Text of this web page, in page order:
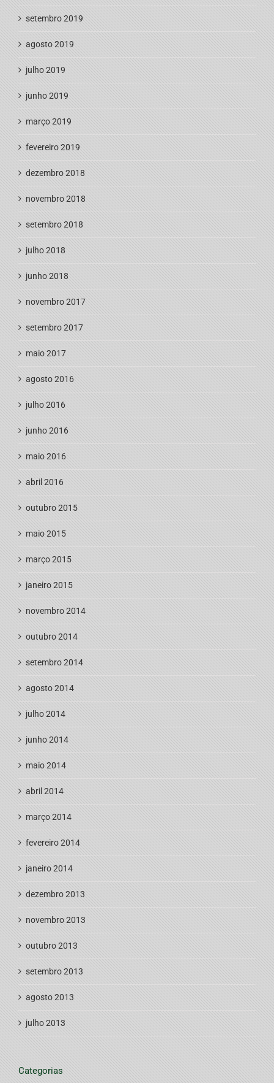
setembro 2019
agosto 2019
julho 2019
junho 2019
março 2019
fevereiro 2019
dezembro 2018
novembro 2018
setembro 2018
julho 2018
junho 2018
novembro 2017
setembro 2017
maio 2017
agosto 2016
julho 2016
junho 2016
maio 2016
abril 2016
outubro 2015
maio 2015
março 2015
janeiro 2015
novembro 2014
outubro 2014
setembro 2014
agosto 2014
julho 2014
junho 2014
maio 2014
abril 2014
março 2014
fevereiro 2014
janeiro 2014
dezembro 2013
novembro 2013
outubro 2013
setembro 2013
agosto 2013
julho 2013
Categorias